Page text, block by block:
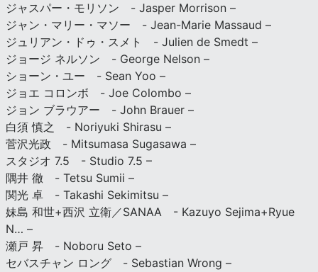
ジャスパー・モリソン - Jasper Morrison –
ジャン・マリー・マソー - Jean-Marie Massaud –
ジュリアン・ドゥ・スメト - Julien de Smedt –
ジョージ ネルソン - George Nelson –
ショーン・ユー - Sean Yoo –
ジョエ コロンボ - Joe Colombo –
ジョン ブラウアー - John Brauer –
白須 慎之 - Noriyuki Shirasu –
菅沢光政 - Mitsumasa Sugasawa –
スタジオ 7.5 - Studio 7.5 –
隅井 徹 - Tetsu Sumii –
関光 卓 - Takashi Sekimitsu –
妹島 和世+西沢 立衛／SANAA - Kazuyo Sejima+Ryue
N… –
瀬戸 昇 - Noboru Seto –
セバスチャン ロング - Sebastian Wrong –